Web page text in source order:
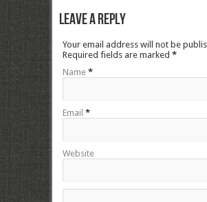
Leave a Reply
Your email address will not be
Required fields are marked *
Name *
Email *
Website